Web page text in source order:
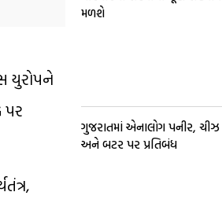
યુરોપને
પર
મળશે
ગુજરાતમાં એનાલોગ પનીર, ચીઝ
અને બટર પર પ્રતિબંધ